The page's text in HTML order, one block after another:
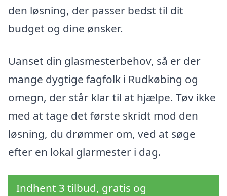
den løsning, der passer bedst til dit
budget og dine ønsker.
Uanset din glasmesterbehov, så er der
mange dygtige fagfolk i Rudkøbing og
omegn, der står klar til at hjælpe. Tøv ikke
med at tage det første skridt mod den
løsning, du drømmer om, ved at søge
efter en lokal glarmester i dag.
Indhent 3 tilbud, gratis og